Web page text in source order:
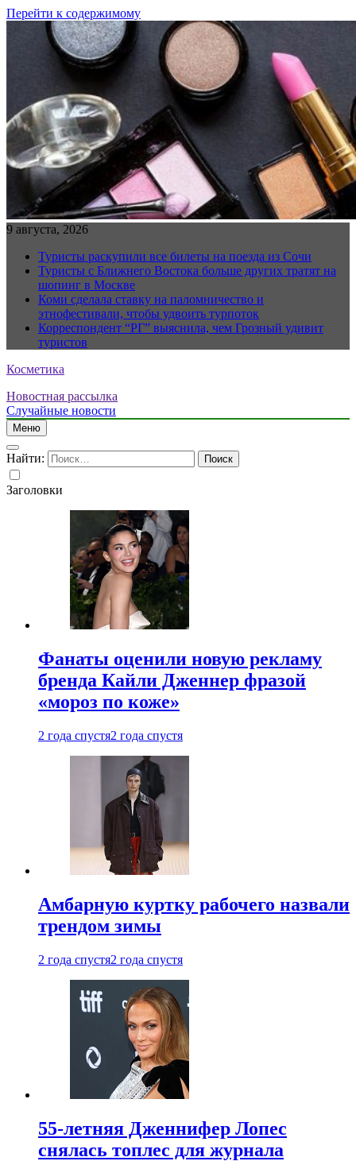
Перейти к содержимому
9 августа, 2026
Туристы раскупили все билеты на поезда из Сочи
Туристы с Ближнего Востока больше других тратят на
шопинг в Москве
Коми сделала ставку на паломничество и
этнофестивали, чтобы удвоить турпоток
Корреспондент “РГ” выяснила, чем Грозный удивит
туристов
Косметика
Новостная рассылка
Случайные новости
Меню
Найти:
Заголовки
Фанаты оценили новую рекламу
бренда Кайли Дженнер фразой
«мороз по коже»
2 года спустя2 года спустя
Амбарную куртку рабочего назвали
трендом зимы
2 года спустя2 года спустя
55-летняя Дженнифер Лопес
снялась топлес для журнала